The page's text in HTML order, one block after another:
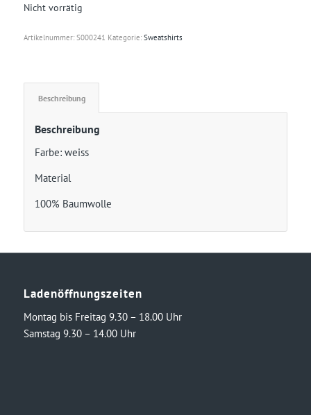
Nicht vorrätig
Artikelnummer: S000241 Kategorie: Sweatshirts
Beschreibung
Beschreibung
Farbe: weiss
Material
100% Baumwolle
Ladenöffnungszeiten
Montag bis Freitag 9.30 – 18.00 Uhr
Samstag 9.30 – 14.00 Uhr